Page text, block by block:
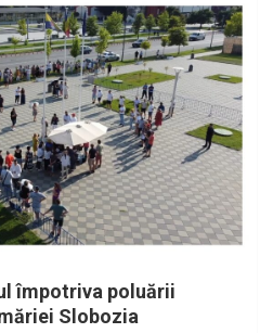
împotriva poluării
Slobozia